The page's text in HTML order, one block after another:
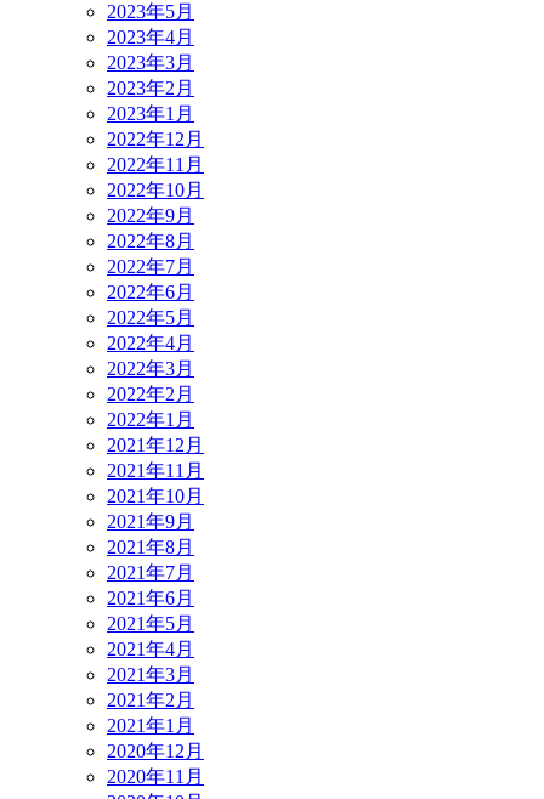
2023年5月
2023年4月
2023年3月
2023年2月
2023年1月
2022年12月
2022年11月
2022年10月
2022年9月
2022年8月
2022年7月
2022年6月
2022年5月
2022年4月
2022年3月
2022年2月
2022年1月
2021年12月
2021年11月
2021年10月
2021年9月
2021年8月
2021年7月
2021年6月
2021年5月
2021年4月
2021年3月
2021年2月
2021年1月
2020年12月
2020年11月